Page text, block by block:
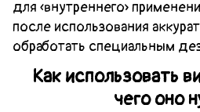
для «внутреннего»
после использования
обработать специальным
Как использовать
чего оно